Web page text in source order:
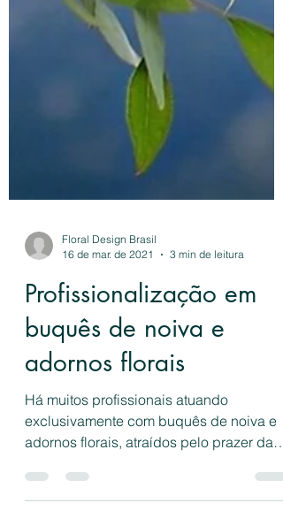
Floral Design Brasil
3 min de leitura
Profissionalização em
buquês de noiva e
adornos florais
Há muitos profissionais atuando
exclusivamente com buquês de noiva e